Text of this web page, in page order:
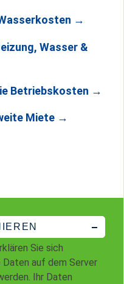
→
Wasser &
Betriebskosten →
Miete →
Sie sich
auf dem Server
Ihr Daten